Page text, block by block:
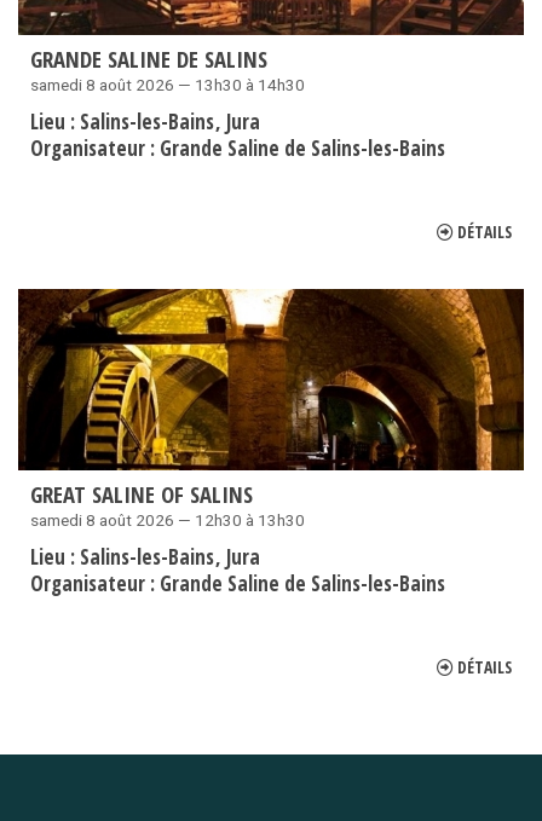
GRANDE SALINE DE SALINS
samedi 8 août 2026 — 13h30 à 14h30
Lieu : Salins-les-Bains Jura
Organisateur : Grande Saline de Salins-les-Bains
DÉTAILS
GREAT SALINE OF SALINS
samedi 8 août 2026 — 12h30 à 13h30
Lieu : Salins-les-Bains Jura
Organisateur : Grande Saline de Salins-les-Bains
DÉTAILS